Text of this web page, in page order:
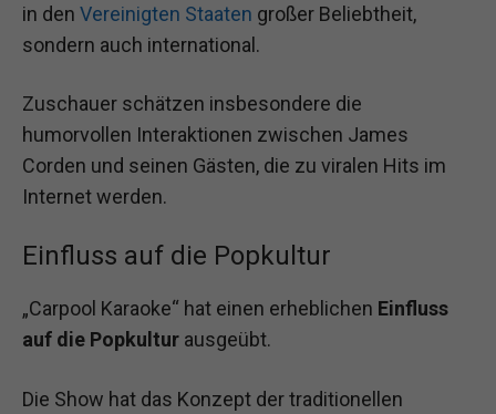
in den Vereinigten Staaten großer Beliebtheit,
sondern auch international.
Zuschauer schätzen insbesondere die
humorvollen Interaktionen zwischen James
Corden und seinen Gästen, die zu viralen Hits im
Internet werden.
Einfluss auf die Popkultur
„Carpool Karaoke“ hat einen erheblichen Einfluss
auf die Popkultur ausgeübt.
Die Show hat das Konzept der traditionellen